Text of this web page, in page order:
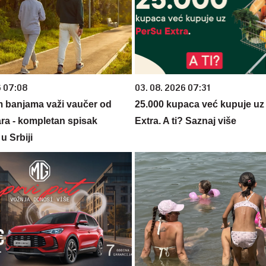
07:08
banjama važi vaučer od
- kompletan spisak
Srbiji
03. 08. 2026 07:31
25.000 kupaca već kupuje uz
Extra. A ti? Saznaj više